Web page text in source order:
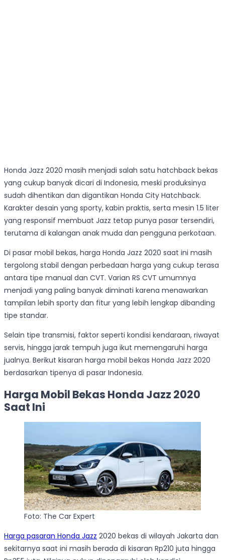
Honda Jazz 2020 masih menjadi salah satu hatchback bekas
yang cukup banyak dicari di Indonesia, meski produksinya
sudah dihentikan dan digantikan Honda City Hatchback.
Karakter desain yang sporty, kabin praktis, serta mesin 1.5 liter
yang responsif membuat Jazz tetap punya pasar tersendiri,
terutama di kalangan anak muda dan pengguna perkotaan.
Di pasar mobil bekas, harga Honda Jazz 2020 saat ini masih
tergolong stabil dengan perbedaan harga yang cukup terasa
antara tipe manual dan CVT. Varian RS CVT umumnya
menjadi yang paling banyak diminati karena menawarkan
tampilan lebih sporty dan fitur yang lebih lengkap dibanding
tipe standar.
Selain tipe transmisi, faktor seperti kondisi kendaraan, riwayat
servis, hingga jarak tempuh juga ikut memengaruhi harga
jualnya. Berikut kisaran harga mobil bekas Honda Jazz 2020
berdasarkan tipenya di pasar Indonesia.
Harga Mobil Bekas Honda Jazz 2020
Saat Ini
Foto: The Car Expert
Harga pasaran Honda Jazz 2020 bekas di wilayah Jakarta dan
sekitarnya saat ini masih berada di kisaran Rp210 juta hingga